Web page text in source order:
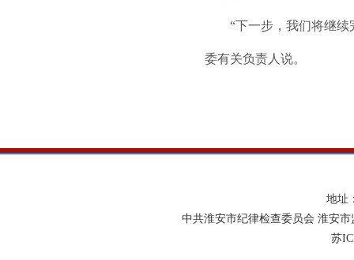
“下一步，我们将继
委有关负责人说。
地址
中共淮安市纪律检查委员会 淮安
苏